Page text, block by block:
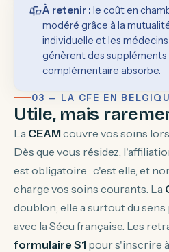
À retenir : le coût en
modéré grâce à la
individuelle et les
génèrent des suppléments
complémentaire absorbe.
03 — LA CFE EN
Utile, mais
La CEAM couvre vos soins
Dès que vous résidez,
est obligatoire : c'est elle, et
charge vos soins courants. La
doublon; elle a surtout du
avec la Sécu française. Les
formulaire S1 pour s'inscrire